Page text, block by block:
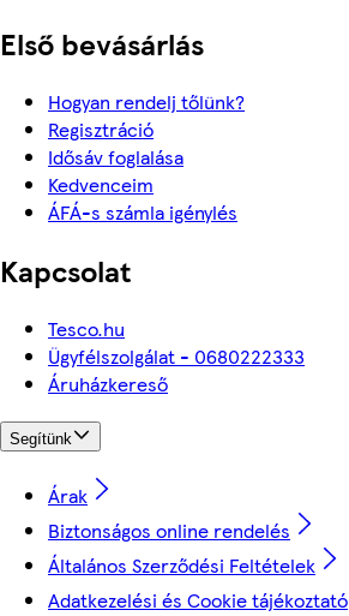
Első bevásárlás
Hogyan rendelj tőlünk?
Regisztráció
Idősáv foglalása
Kedvenceim
ÁFÁ-s számla igénylés
Kapcsolat
Tesco.hu
Ügyfélszolgálat - 0680222333
Áruházkereső
Segítünk
Árak
Biztonságos online rendelés
Általános Szerződési Feltételek
Adatkezelési és Cookie tájékoztató